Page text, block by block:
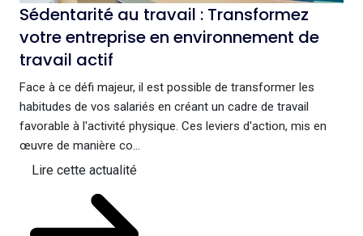
Sédentarité au travail : Transformez
votre entreprise en environnement de
travail actif
Face à ce défi majeur, il est possible de transformer les
habitudes de vos salariés en créant un cadre de travail
favorable à l'activité physique. Ces leviers d'action, mis en
œuvre de manière co...
Lire cette actualité